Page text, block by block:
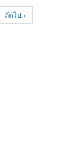
Next
page
ถัดไป ›